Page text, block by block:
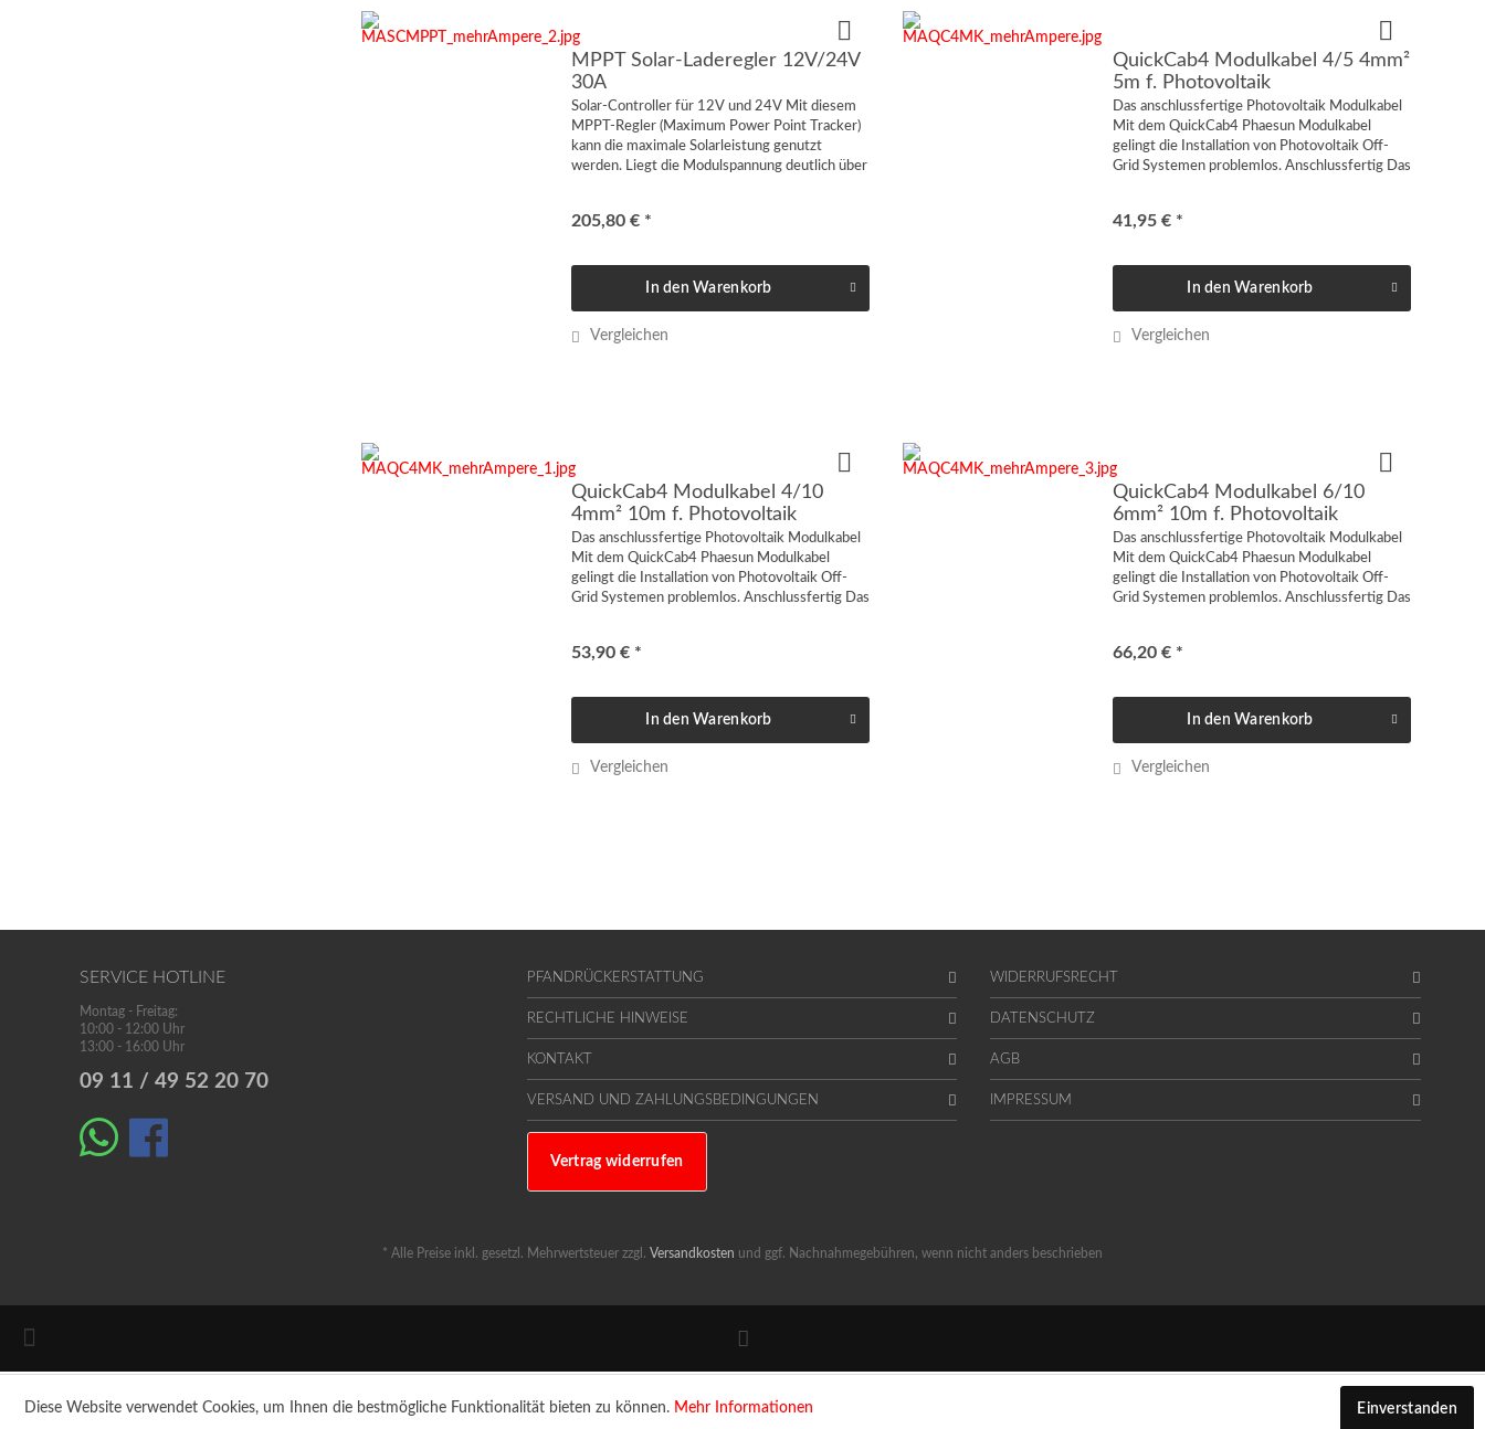
MPPT Solar-Laderegler 12V/24V
30A
Solar-Controller für 12V und 24V Mit diesem
MPPT-Regler (Maximum Power Point Tracker)
kann die maximale Solarleistung genutzt
werden. Liegt die Modulspannung deutlich über
205,80 € *
In den Warenkorb
Vergleichen
QuickCab4 Modulkabel 4/5 4mm²
5m f. Photovoltaik
Das anschlussfertige Photovoltaik Modulkabel
Mit dem QuickCab4 Phaesun Modulkabel
gelingt die Installation von Photovoltaik Off-
Grid Systemen problemlos. Anschlussfertig Das
41,95 € *
In den Warenkorb
Vergleichen
QuickCab4 Modulkabel 4/10
4mm² 10m f. Photovoltaik
Das anschlussfertige Photovoltaik Modulkabel
Mit dem QuickCab4 Phaesun Modulkabel
gelingt die Installation von Photovoltaik Off-
Grid Systemen problemlos. Anschlussfertig Das
53,90 € *
In den Warenkorb
Vergleichen
QuickCab4 Modulkabel 6/10
6mm² 10m f. Photovoltaik
Das anschlussfertige Photovoltaik Modulkabel
Mit dem QuickCab4 Phaesun Modulkabel
gelingt die Installation von Photovoltaik Off-
Grid Systemen problemlos. Anschlussfertig Das
66,20 € *
In den Warenkorb
Vergleichen
SERVICE HOTLINE
Montag - Freitag:
10:00 - 12:00 Uhr
13:00 - 16:00 Uhr
09 11 / 49 52 20 70
PFANDRÜCKERSTATTUNG
RECHTLICHE HINWEISE
KONTAKT
VERSAND UND ZAHLUNGSBEDINGUNGEN
Vertrag widerrufen
WIDERRUFSRECHT
DATENSCHUTZ
AGB
IMPRESSUM
* Alle Preise inkl. gesetzl. Mehrwertsteuer zzgl. Versandkosten und ggf. Nachnahmegebühren, wenn nicht anders beschrieben
Diese Website verwendet Cookies, um Ihnen die bestmögliche Funktionalität bieten zu können. Mehr Informationen Einverstanden